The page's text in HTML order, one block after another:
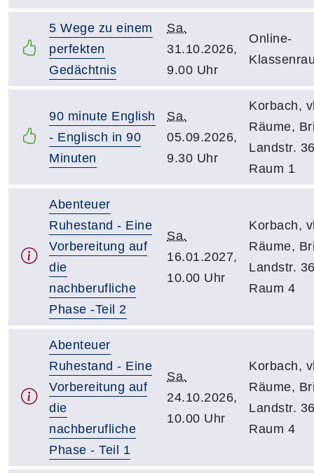
5 Wege zu einem
perfekten
Gedächtnis
Sa.
31.10.2026,
9.00 Uhr
Online-
90 minute English
- Englisch in 90
Minuten
Sa.
05.09.2026,
9.30 Uhr
Korbach,
Räume,
Landstr.
Raum 1
Abenteuer
Ruhestand - Eine
Vorbereitung auf
die
nachberufliche
Phase -Teil 2
Sa.
16.01.2027,
10.00 Uhr
Korbach,
Räume,
Landstr.
Raum 4
Abenteuer
Ruhestand - Eine
Vorbereitung auf
die
nachberufliche
Phase - Teil 1
Sa.
24.10.2026,
10.00 Uhr
Korbach,
Räume,
Landstr.
Raum 4